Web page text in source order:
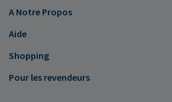
A Notre Propos
Aide
Shopping
Pour les revendeurs